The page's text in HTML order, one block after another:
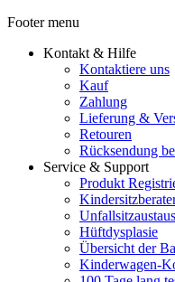
Footer menu
Kontakt & Hilfe
Kontaktiere uns
Kauf
Zahlung
Lieferung &
Retouren
Rücksendung
Service & Support
Produkt
Hüftdysplasie
Übersicht der
Kinderwagen-